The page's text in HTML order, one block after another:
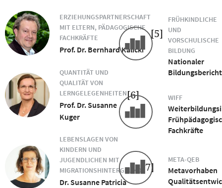
ERZIEHUNGSPARTNERSCHAFT
MIT ELTERN, PÄDAGOGISCHE
FACHKRÄFTE
Prof. Dr. Bernhard Kalicki
[5]
QUANTITÄT UND
QUALITÄT VON
LERNGELEGENHEITEN
Prof. Dr. Susanne
Kuger
[6]
LEBENSLAGEN VON
KINDERN UND
JUGENDLICHEN MIT
MIGRATIONSHINTERGRUND
Dr. Susanne Patricia
[7]
FRÜHKINDLICHE
UND
VORSCHULISCHE
BILDUNG
Nationaler
Bildungsbericht
WIFF
Fachkräfte
META-QEB
Metavorhaben